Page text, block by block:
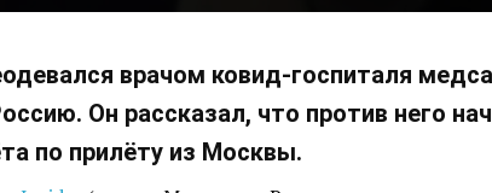
врачом ковид-госпиталя
Он рассказал, что против него
по прилёту из Москвы.